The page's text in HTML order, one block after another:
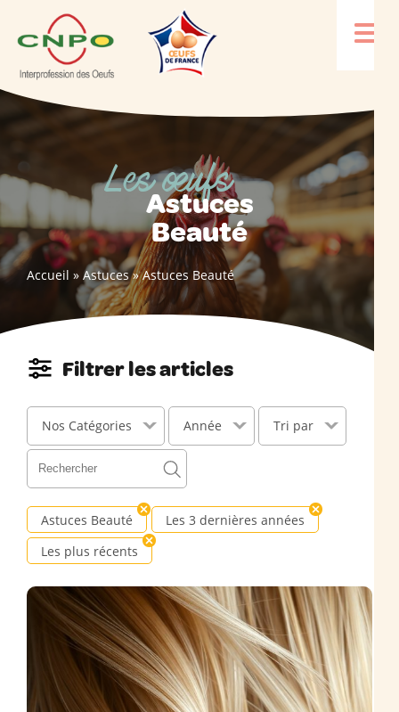
Les œufs
Astuces
Beauté
Accueil » Astuces»Astuces Beauté
Filtrer les articles
Nos Catégories Année Tri par
Astuces Beauté
Les 3 dernières années
Les plus récents